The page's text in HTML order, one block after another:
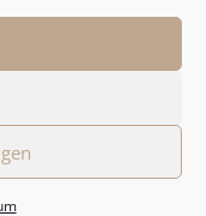
AGB (PDF)